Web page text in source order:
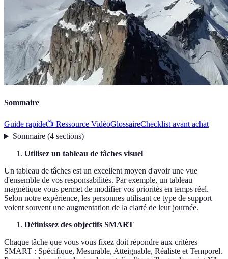
Sommaire
Guide rapide📺 Ressource VidéoGlossaireChecklist avant achat
Sommaire(4 sections)
Utilisez un tableau de tâches visuel
Un tableau de tâches est un excellent moyen d'avoir une vue
d'ensemble de vos responsabilités. Par exemple, un tableau
magnétique vous permet de modifier vos priorités en temps réel.
Selon notre expérience, les personnes utilisant ce type de support
voient souvent une augmentation de la clarté de leur journée.
Définissez des objectifs SMART
Chaque tâche que vous vous fixez doit répondre aux critères
SMART : Spécifique, Mesurable, Atteignable, Réaliste et Temporel.